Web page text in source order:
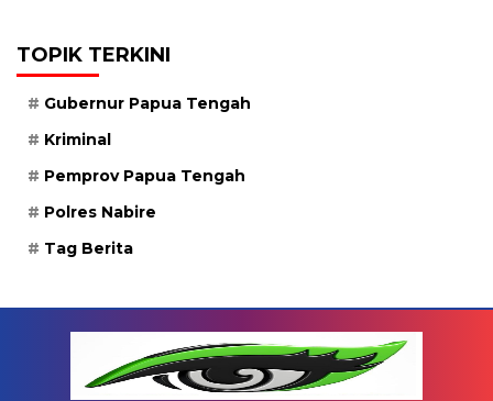
TOPIK TERKINI
Gubernur Papua Tengah
Kriminal
Pemprov Papua Tengah
Polres Nabire
Tag Berita